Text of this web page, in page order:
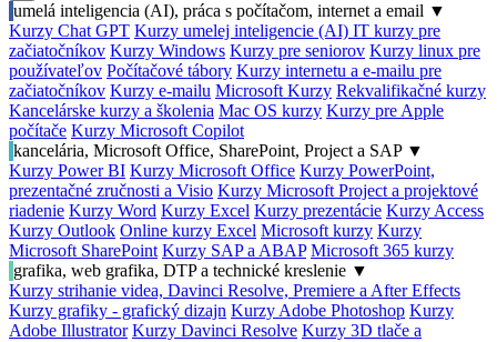
umelá inteligencia (AI), práca s počítačom, internet a email ▼
Kurzy Chat GPT Kurzy umelej inteligencie (AI) IT kurzy pre
začiatočníkov Kurzy Windows Kurzy pre seniorov Kurzy linux pre
používateľov Počítačové tábory Kurzy internetu a e-mailu pre
začiatočníkov Kurzy e-mailu Microsoft Kurzy Rekvalifikačné kurzy
Kancelárske kurzy a školenia Mac OS kurzy Kurzy pre Apple
počítače Kurzy Microsoft Copilot
kancelária, Microsoft Office, SharePoint, Project a SAP ▼
Kurzy Power BI Kurzy Microsoft Office Kurzy PowerPoint,
prezentačné zručnosti a Visio Kurzy Microsoft Project a projektové
riadenie Kurzy Word Kurzy Excel Kurzy prezentácie Kurzy Access
Kurzy Outlook Online kurzy Excel Microsoft kurzy Kurzy
Microsoft SharePoint Kurzy SAP a ABAP Microsoft 365 kurzy
grafika, web grafika, DTP a technické kreslenie ▼
Kurzy strihanie videa, Davinci Resolve, Premiere a After Effects
Kurzy grafiky - grafický dizajn Kurzy Adobe Photoshop Kurzy
Adobe Illustrator Kurzy Davinci Resolve Kurzy 3D tlače a